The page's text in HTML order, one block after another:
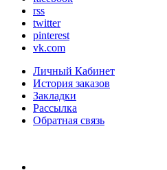
rss
twitter
pinterest
vk.com
Личный Кабинет
История заказов
Закладки
Рассылка
Обратная связь